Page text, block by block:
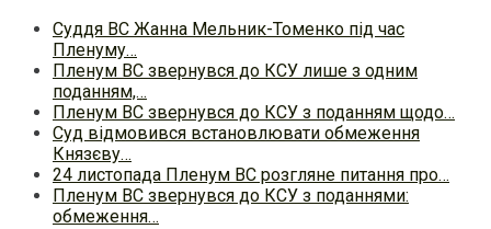
Суддя ВС Жанна Мельник-Томенко під час
Пленуму…
Пленум ВС звернувся до КСУ лише з одним
поданням,…
Пленум ВС звернувся до КСУ з поданням щодо…
Суд відмовився встановлювати обмеження
Князєву…
24 листопада Пленум ВС розгляне питання про…
Пленум ВС звернувся до КСУ з поданнями:
обмеження…